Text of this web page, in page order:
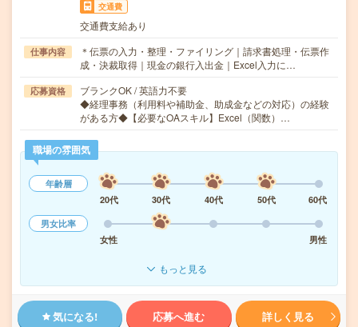
交通費
交通費支給あり
仕事内容
＊伝票の入力・整理・ファイリング｜請求書処理・伝票作
成・決裁取得｜現金の銀行入出金｜Excel入力に…
応募資格
ブランクOK / 英語力不要
◆経理事務（利用料や補助金、助成金などの対応）の経験
がある方◆【必要なOAスキル】Excel（関数）…
職場の雰囲気
年齢層
20代
30代 40代 50代
60代
男女比率
女性
男性
もっと見る
気になる! 応募へ進む 詳しく見る